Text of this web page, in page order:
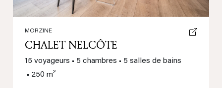
MORZINE
CHALET NELCÔTE
15 voyageurs • 5 chambres • 5 salles de bains
• 250 m²